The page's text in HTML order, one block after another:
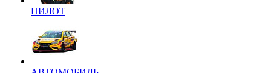
ПИЛОТ